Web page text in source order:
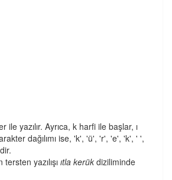
ile yazılır. Ayrıca, k harfi ile başlar, ı
dağılımı ise, 'k', 'ü', 'r', 'e', 'k', ' ',
yazılışı ıtla kerük diziliminde